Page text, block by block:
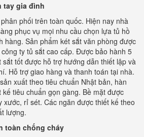
tay gia đình
phối trên toàn quốc. Hiện nay nhà
phục vụ mọi nhu cầu chọn lựa tủ hồ
hàng. Sản phẩm két sắt văn phòng được
ty tủ sắt cao cấp. Được bảo hành 5
sắt tốt được hỗ trợ hướng dẫn thiết lập và
Hỗ trợ giao hàng và thanh toán tại nhà.
xuất theo tiêu chuẩn Nhật bản, hàn
tiêu chuẩn gọn gàng. Bề mặt được
xước, rỉ sét. Các ngăn được thiết kế theo
lượng.
toàn chống cháy